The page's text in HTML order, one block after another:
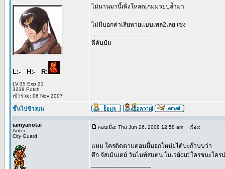
L:- H:- R:
LV.35 Exp 21
3238 Potch
เข้าร่วม: 06 Nov 2007
ไม่นานมานี้เพิ่งโหลดเกมมวยปล้ำมา
ไม่มีบอกค่าเสียหายเเบบเพล2เลย เซง
ดีคับป๋ม
ขึ้นไปข้างบน
iamyanotai
Antei
City Guard
ตอบเมื่อ: Thu Jun 26, 2008 12:58 am เรื่อง:
แหม ใครติดตามตอนนี้บอกโหน่ยได้ปะก๊าบบว่า
ศึก จัสเม้นเดย์ วันไนท์สแตน โนเวย์out ใครชนะใคร